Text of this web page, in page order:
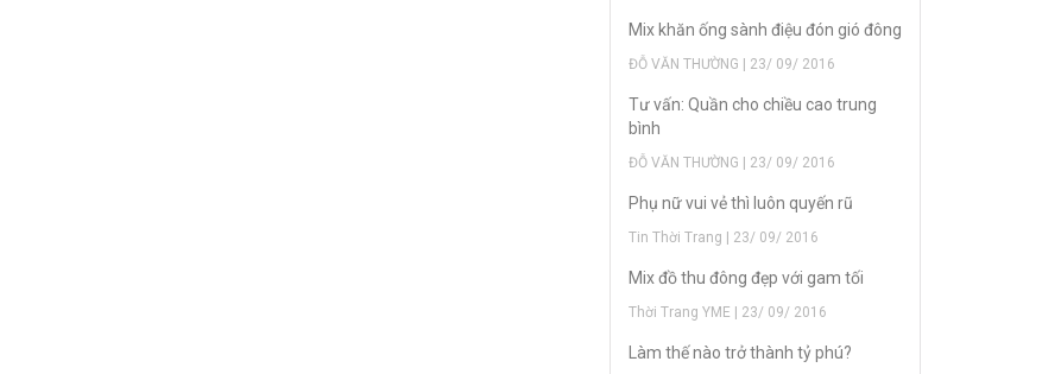
Mix khăn ống sành điệu đón gió đông
ĐỖ VĂN THƯỜNG | 23/ 09/ 2016
Tư vấn: Quần cho chiều cao trung
bình
ĐỖ VĂN THƯỜNG | 23/ 09/ 2016
Phụ nữ vui vẻ thì luôn quyến rũ
Tin Thời Trang | 23/ 09/ 2016
Mix đồ thu đông đẹp với gam tối
Thời Trang YME | 23/ 09/ 2016
Làm thế nào trở thành tỷ phú?